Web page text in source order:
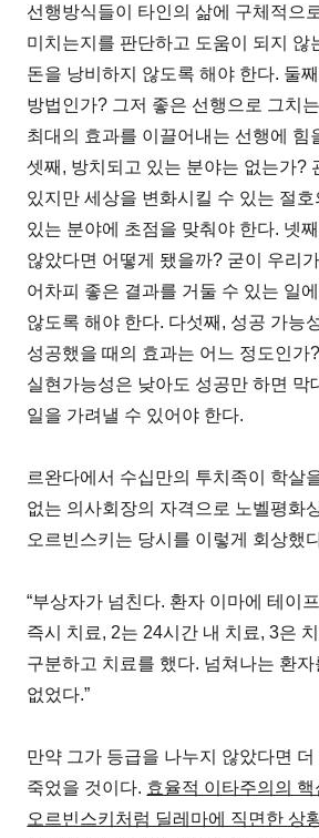
선행방식들이 타인의 삶에 구체적으
미치는지를 판단하고 도움이 되지 않
돈을 낭비하지 않도록 해야 한다. 둘
방법인가? 그저 좋은 선행으로 그치
최대의 효과를 이끌어내는 선행에 힘
셋째, 방치되고 있는 분야는 없는가?
있지만 세상을 변화시킬 수 있는 절호
있는 분야에 초점을 맞춰야 한다. 넷
않았다면 어떻게 됐을까? 굳이 우리
어차피 좋은 결과를 거둘 수 있는 일
않도록 해야 한다. 다섯째, 성공 가능
성공했을 때의 효과는 어느 정도인가
실현가능성은 낮아도 성공만 하면 막
일을 가려낼 수 있어야 한다.
르완다에서 수십만의 투치족이 학살
없는 의사회장의 자격으로 노벨평화
오르빈스키는 당시를 이렇게 회상했
“부상자가 넘친다. 환자 이마에 테이
즉시 치료, 2는 24시간 내 치료, 3은
구분하고 치료를 했다. 넘쳐나는 환
없었다.”
만약 그가 등급을 나누지 않았다면 더
죽었을 것이다. 효율적 이타주의의 핵
오르빈스키처럼 딜레마에 직면한 상